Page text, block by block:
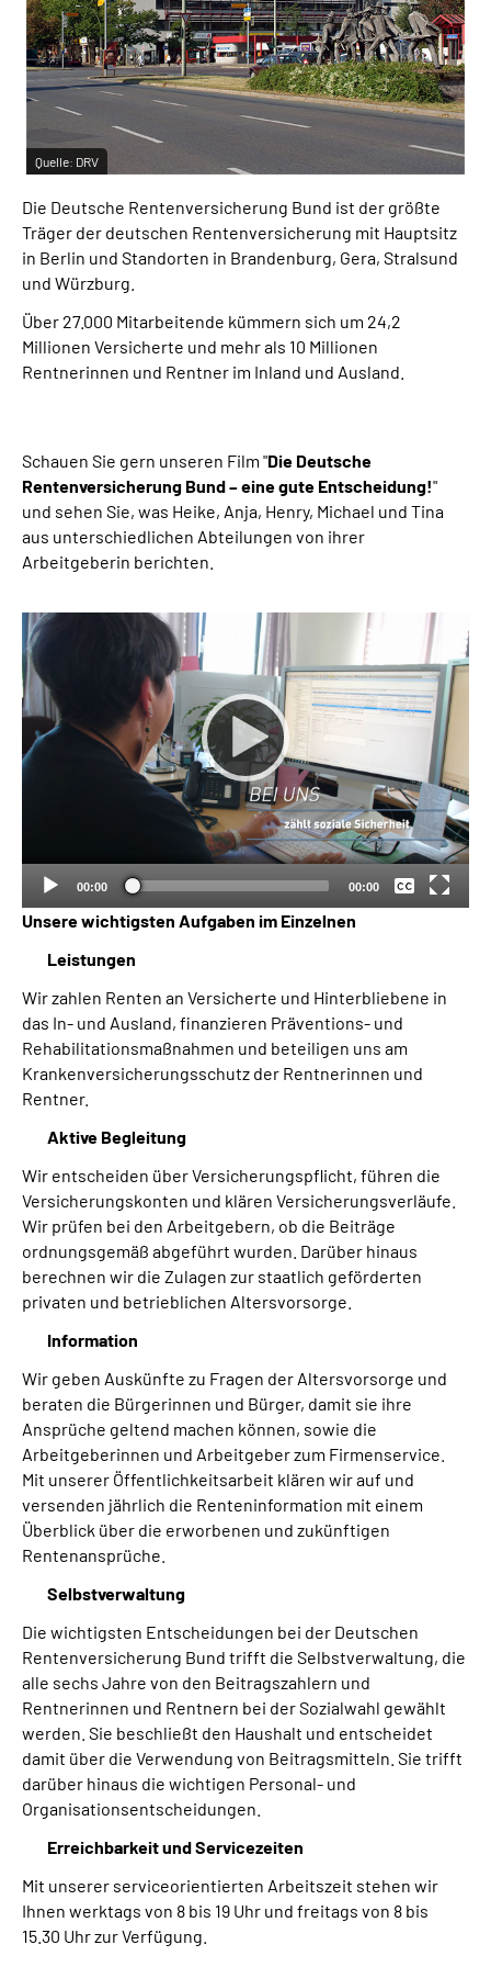
Inhalte in Gebärdensprache (DGS)
Leichte Sprache
Suche
Mein Kundenportal
Quelle: DRV
Die Deutsche Rentenversicherung Bund ist der größte
Träger der deutschen Rentenversicherung mit Hauptsitz
in Berlin und Standorten in Brandenburg, Gera, Stralsund
und Würzburg.
Über 27.000 Mitarbeitende kümmern sich um 24,2
Millionen Versicherte und mehr als 10 Millionen
Rentnerinnen und Rentner im Inland und Ausland.
Schauen Sie gern unseren Film "Die Deutsche
Rentenversicherung Bund – eine gute Entscheidung!"
und sehen Sie, was Heike, Anja, Henry, Michael und Tina
aus unterschiedlichen Abteilungen von ihrer
Arbeitgeberin berichten.
00:00 00:00
Keine
Deutsch
Unsere wichtigsten Aufgaben im Einzelnen
Leistungen
Wir zahlen Renten an Versicherte und Hinterbliebene in
das In- und Ausland, finanzieren Präventions- und
Rehabilitationsmaßnahmen und beteiligen uns am
Krankenversicherungsschutz der Rentnerinnen und
Rentner.
Aktive Begleitung
Wir entscheiden über Versicherungspflicht, führen die
Versicherungskonten und klären Versicherungsverläufe.
Wir prüfen bei den Arbeitgebern, ob die Beiträge
ordnungsgemäß abgeführt wurden. Darüber hinaus
berechnen wir die Zulagen zur staatlich geförderten
privaten und betrieblichen Altersvorsorge.
Information
Wir geben Auskünfte zu Fragen der Altersvorsorge und
beraten die Bürgerinnen und Bürger, damit sie ihre
Ansprüche geltend machen können, sowie die
Arbeitgeberinnen und Arbeitgeber zum Firmenservice.
Mit unserer Öffentlichkeitsarbeit klären wir auf und
versenden jährlich die Renteninformation mit einem
Überblick über die erworbenen und zukünftigen
Rentenansprüche.
Selbstverwaltung
Die wichtigsten Entscheidungen bei der Deutschen
Rentenversicherung Bund trifft die Selbstverwaltung, die
alle sechs Jahre von den Beitragszahlern und
Rentnerinnen und Rentnern bei der Sozialwahl gewählt
werden. Sie beschließt den Haushalt und entscheidet
damit über die Verwendung von Beitragsmitteln. Sie trifft
darüber hinaus die wichtigen Personal- und
Organisationsentscheidungen.
Erreichbarkeit und Servicezeiten
Mit unserer serviceorientierten Arbeitszeit stehen wir
Ihnen werktags von 8 bis 19 Uhr und freitags von 8 bis
15.30 Uhr zur Verfügung.